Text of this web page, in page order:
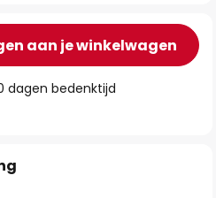
aan je winkelwagen
dagen bedenktijd